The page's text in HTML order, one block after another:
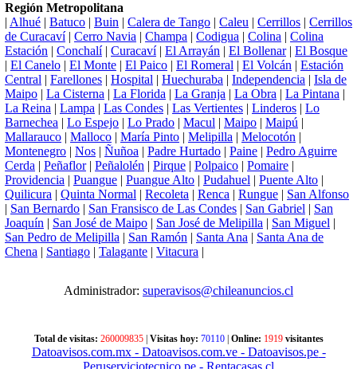
Región Metropolitana
| Alhué | Batuco | Buin | Calera de Tango | Caleu | Cerrillos | Cerrillos
de Curacaví| Cerro Navia | Champa | Codigua | Colina | Colina
Estación | Conchalí| Curacaví| El Arrayán | El Bollenar| El Bosque
| El Canelo | El Monte | El Paico | El Romeral | El Volcán | Estación
Central | Farellones | Hospital | Huechuraba | Independencia | Isla de
Maipo | La Cisterna | La Florida | La Granja | La Obra | La Pintana |
La Reina | Lampa | Las Condes | Las Vertientes | Linderos | Lo
Barnechea | Lo Espejo | Lo Prado | Macul | Maipo | Maipú |
Mallarauco | Malloco | María Pinto | Melipilla | Melocotón |
Montenegro | Nos | Ñuñoa | Padre Hurtado | Paine | Pedro Aguirre
Cerda | Peñaflor| Peñalolén | Pirque | Polpaico | Pomaire |
Providencia | Puangue | Puangue Alto | Pudahuel | Puente Alto |
Quilicura | Quinta Normal | Recoleta | Renca | Rungue | San Alfonso
| San Bernardo | San Fransisco de Las Condes | San Gabriel | San
Joaquín | San José de Maipo | San José de Melipilla | San Miguel |
San Pedro de Melipilla | San Ramón | Santa Ana | Santa Ana de
Chena | Santiago | Talagante | Vitacura |
Administrador: superavisos@chileanuncios.cl
Total de visitas: 260009835| Visitas hoy: 70110| Online: 1919 visitantes
Datoavisos.com.mx- Datoavisos.com.ve- Datoavisos.pe-
Peruserviciotecnico.pe - Rentacasas.cl